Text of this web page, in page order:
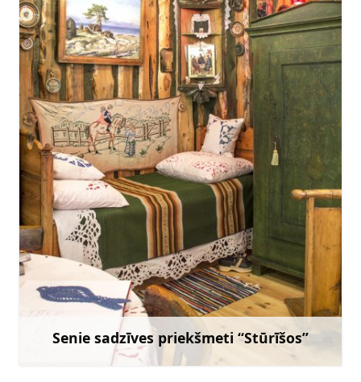
Senie sadzīves priekšmeti “Stūrīšos”
mazirbe.branki@gmail.com
+371 29469165
Uzzināt vairāk